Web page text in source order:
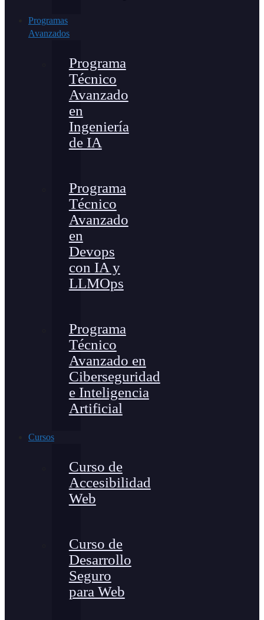
Programas
Avanzados
Programa
Técnico
Avanzado
en
Ingeniería
de IA
Programa
Técnico
Avanzado
en
Devops
con IA y
LLMOps
Programa
Técnico
Avanzado en
Ciberseguridad
e Inteligencia
Artificial
Cursos
Curso de
Accesibilidad
Web
Curso de
Desarrollo
Seguro
para Web